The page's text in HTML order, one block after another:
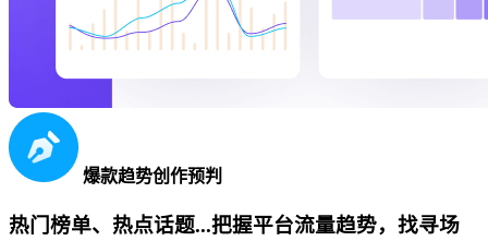
爆款趋势创作预判
热门榜单、热点话题...把握平台流量趋势，找寻场